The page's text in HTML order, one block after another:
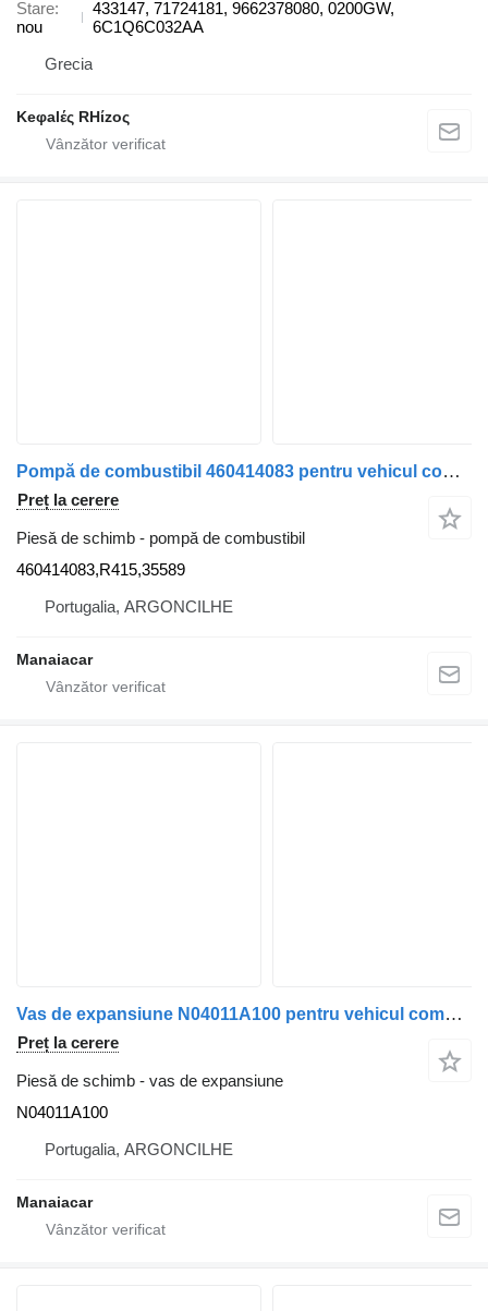
Stare
nou
433147, 71724181, 9662378080, 0200GW,
6C1Q6C032AA
Grecia
Keφalές RHίzoς
Pompă de combustibil 460414083 pentru vehicul comercial Ford TRANSIT Caixa (FA_ _) | 00 - 06
Preț la cerere
Piesă de schimb - pompă de combustibil
460414083,R415,35589
Portugalia, ARGONCILHE
Manaiacar
Vas de expansiune N04011A100 pentru vehicul comercial Ford TRANSIT Caixa (FA_ _) | 00 - 06
Preț la cerere
Piesă de schimb - vas de expansiune
N04011A100
Portugalia, ARGONCILHE
Manaiacar